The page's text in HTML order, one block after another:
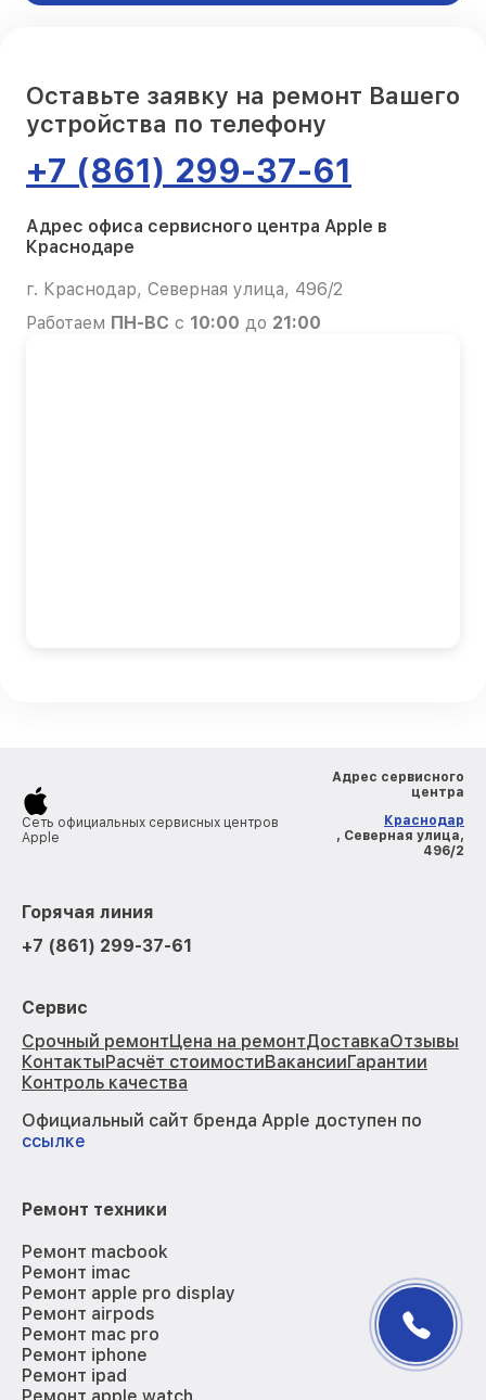
Оставьте заявку на ремонт Вашего
устройства по телефону
+7 (861) 299-37-61
Адрес офиса сервисного центра Apple в
Краснодаре
г. Краснодар, Северная улица, 496/2
Работаем ПН-ВС с 10:00 до 21:00
Сеть официальных сервисных центров
Apple
Адрес сервисного
центра
Краснодар
, Северная улица,
496/2
Горячая линия
+7 (861) 299-37-61
Сервис
Срочный ремонтЦена на ремонтДоставкаОтзывы
КонтактыРасчёт стоимостиВакансииГарантии
Контроль качества
Официальный сайт бренда Apple доступен по
ссылке
Ремонт техники
Ремонт macbook
Ремонт imac
Ремонт apple pro display
Ремонт airpods
Ремонт mac pro
Ремонт iphone
Ремонт ipad
Ремонт apple watch